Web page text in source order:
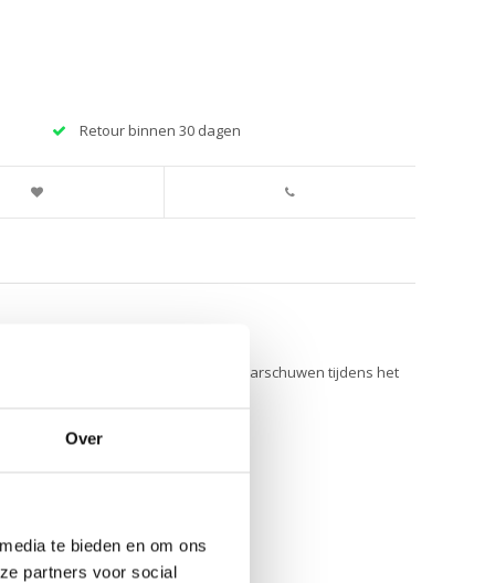
Over
te bieden en om ons
partners voor social
Retour binnen 30 dagen
kinderen te helpen anderen te waarschuwen tijdens het
kunnen lopen.